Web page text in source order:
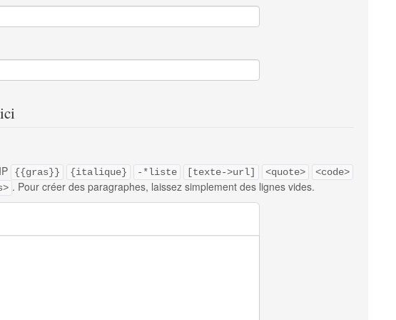
{{gras}} {italique} -*liste [texte->url] <quote> <code>
. Pour créer des paragraphes, laissez simplement des lignes vides.